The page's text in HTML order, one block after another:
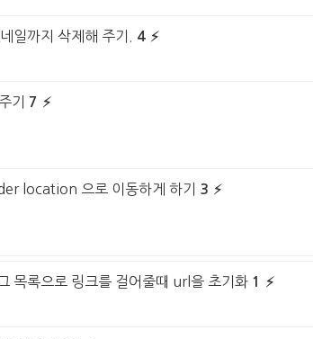
일까지 삭제해 주기. 4
기 7
location 으로 이동하게 하기 3
목록으로 링크를 걸어줄때 url을 초기화 1